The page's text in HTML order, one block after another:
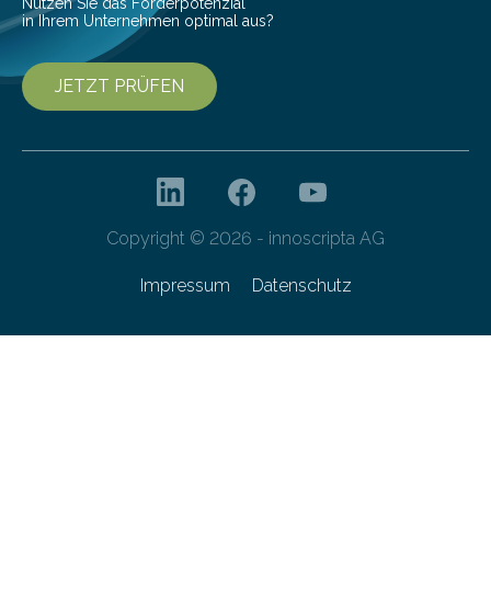
Nutzen Sie das Förderpotenzial
in Ihrem Unternehmen optimal aus?
JETZT PRÜFEN
Copyright © 2026 - innoscripta AG
Impressum Datenschutz